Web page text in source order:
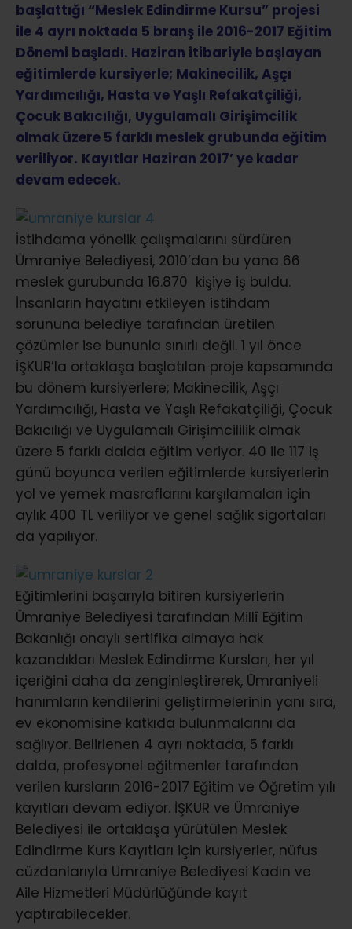
başlattığı “Meslek Edindirme Kursu” projesi
ile 4 ayrı noktada 5 branş ile 2016-2017 Eğitim
Dönemi başladı. Haziran itibariyle başlayan
eğitimlerde kursiyerle; Makinecilik, Aşçı
Yardımcılığı, Hasta ve Yaşlı Refakatçiliği,
Çocuk Bakıcılığı, Uygulamalı Girişimcilik
olmak üzere 5 farklı meslek grubunda eğitim
veriliyor. Kayıtlar Haziran 2017’ ye kadar
devam edecek.
İstihdama yönelik çalışmalarını sürdüren
Ümraniye Belediyesi, 2010’dan bu yana 66
meslek gurubunda 16.870 kişiye iş buldu.
İnsanların hayatını etkileyen istihdam
sorununa belediye tarafından üretilen
çözümler ise bununla sınırlı değil. 1 yıl önce
İŞKUR’la ortaklaşa başlatılan proje kapsamında
bu dönem kursiyerlere; Makinecilik, Aşçı
Yardımcılığı, Hasta ve Yaşlı Refakatçiliği, Çocuk
Bakıcılığı ve Uygulamalı Girişimcililik olmak
üzere 5 farklı dalda eğitim veriyor. 40 ile 117 iş
günü boyunca verilen eğitimlerde kursiyerlerin
yol ve yemek masraflarını karşılamaları için
aylık 400 TL veriliyor ve genel sağlık sigortaları
da yapılıyor.
Eğitimlerini başarıyla bitiren kursiyerlerin
Ümraniye Belediyesi tarafından Millî Eğitim
Bakanlığı onaylı sertifika almaya hak
kazandıkları Meslek Edindirme Kursları, her yıl
içeriğini daha da zenginleştirerek, Ümraniyeli
hanımların kendilerini geliştirmelerinin yanı sıra,
ev ekonomisine katkıda bulunmalarını da
sağlıyor. Belirlenen 4 ayrı noktada, 5 farklı
dalda, profesyonel eğitmenler tarafından
verilen kursların 2016-2017 Eğitim ve Öğretim yılı
kayıtları devam ediyor. İŞKUR ve Ümraniye
Belediyesi ile ortaklaşa yürütülen Meslek
Edindirme Kurs Kayıtları için kursiyerler, nüfus
cüzdanlarıyla Ümraniye Belediyesi Kadın ve
Aile Hizmetleri Müdürlüğünde kayıt
yaptırabilecekler.